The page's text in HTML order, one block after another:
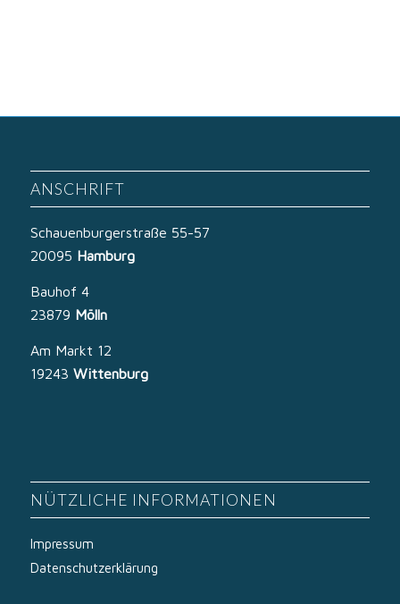
ANSCHRIFT
Schauenburgerstraße 55-57
20095 Hamburg
Bauhof 4
23879 Mölln
Am Markt 12
19243 Wittenburg
NÜTZLICHE INFORMATIONEN
Impressum
Datenschutzerklärung